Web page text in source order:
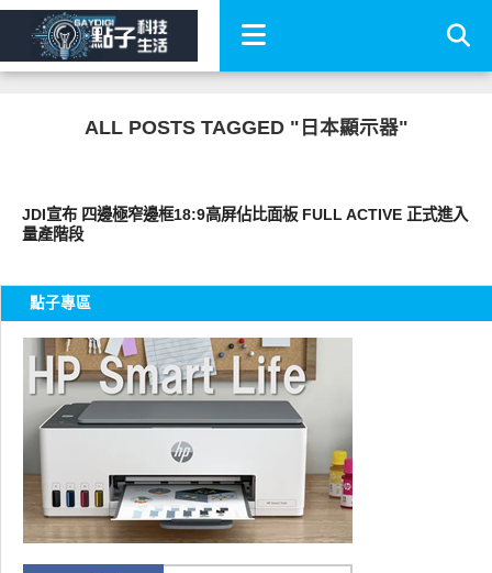
ALL POSTS TAGGED "日本顯示器"
JDI宣布 四邊極窄邊框18:9高屏佔比面板 FULL ACTIVE 正式進入
量產階段
點子專區